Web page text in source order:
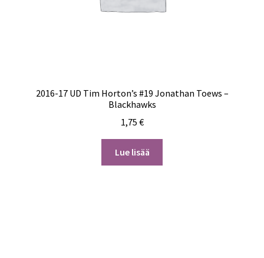
2016-17 UD Tim Horton’s #19 Jonathan Toews –
Blackhawks
1,75 €
Lue lisää